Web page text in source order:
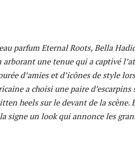
parfum Eternal Roots, Bella
une tenue qui a captivé
d’amies et d’icônes de style
a choisi une paire d’escarpins
heels sur le devant de la scène.
signe un look qui annonce les